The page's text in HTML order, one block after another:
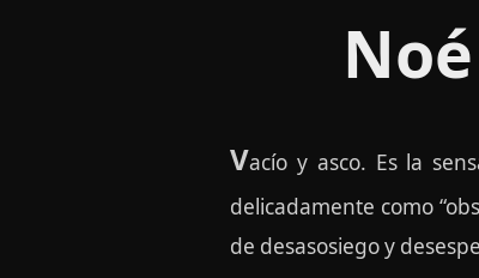
Vacío y asco. Es la
delicadamente como
de desasosiego y